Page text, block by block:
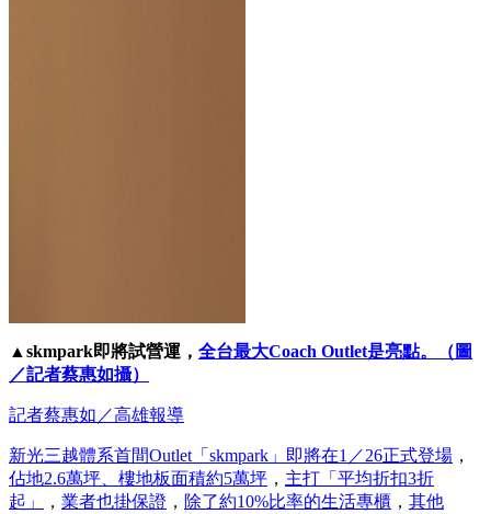
▲skmpark即將試營運， 全台最大Coach Outlet是亮點。（圖
／記者蔡惠如攝）
記者蔡惠如／高雄報導
新光三越體系首間Outlet「skmpark」即將在1／26正式登場 ，
佔地2.6萬坪、樓地板面積約5萬坪 ， 主打「平均折扣3折
起」
， 業者也掛保證 ， 除了約10%比率的生活專櫃 ， 其他